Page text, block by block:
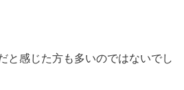
と感じた方も多いのではないでし